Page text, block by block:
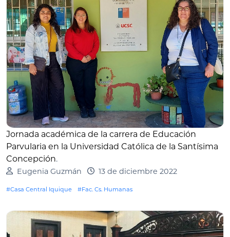
Jornada académica de la carrera de Educación
Parvularia en la Universidad Católica de la Santísima
Concepción.
Eugenia Guzmán 13 de diciembre 2022
#Casa Central Iquique #Fac. Cs. Humanas